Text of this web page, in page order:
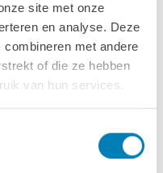
site met onze
en analyse. Deze
met andere
of die ze hebben
van hun services.
cm